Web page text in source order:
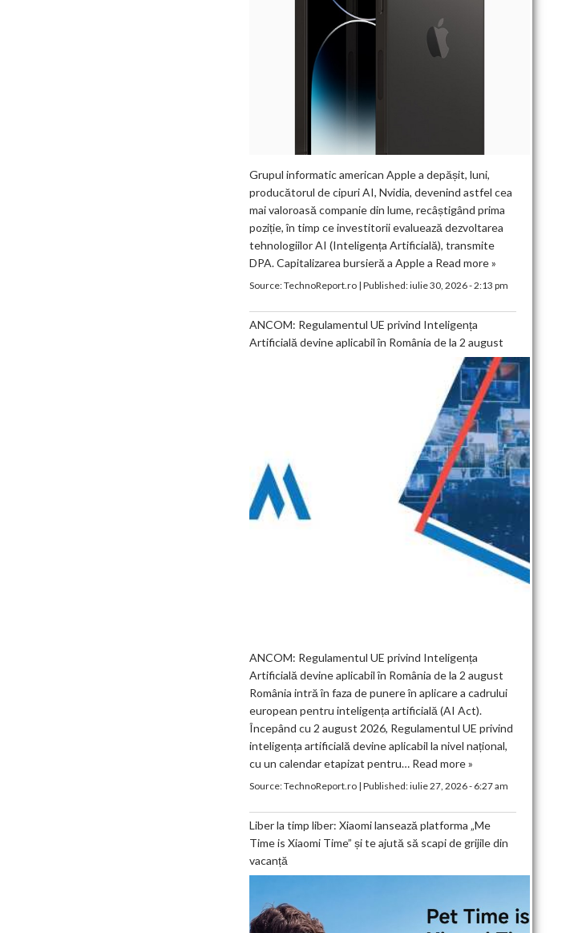
Grupul informatic american Apple a depășit, luni,
producătorul de cipuri AI, Nvidia, devenind astfel cea
mai valoroasă companie din lume, recâștigând prima
poziție, în timp ce investitorii evaluează dezvoltarea
tehnologiilor AI (Inteligența Artificială), transmite
DPA. Capitalizarea bursieră a Apple a Read more »
Source:TechnoReport.ro| Published:iulie 30, 2026 - 2:13 pm
ANCOM: Regulamentul UE privind Inteligența
Artificială devine aplicabil în România de la 2 august
ANCOM: Regulamentul UE privind Inteligența
Artificială devine aplicabil în România de la 2 august
România intră în faza de punere în aplicare a cadrului
european pentru inteligența artificială (AI Act).
Începând cu 2 august 2026, Regulamentul UE privind
inteligența artificială devine aplicabil la nivel național,
cu un calendar etapizat pentru… Read more »
Source:TechnoReport.ro| Published:iulie 27, 2026 - 6:27 am
Liber la timp liber: Xiaomi lansează platforma „Me
Time is Xiaomi Time” și te ajută să scapi de grijile din
vacanță